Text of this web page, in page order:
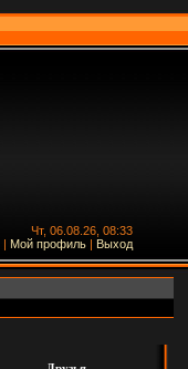
Чт, 06.08.26, 08:33
| Мой профиль | Выход